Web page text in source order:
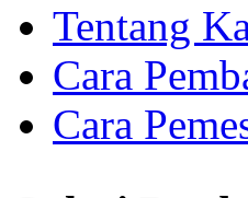
Tentang
Cara
Cara